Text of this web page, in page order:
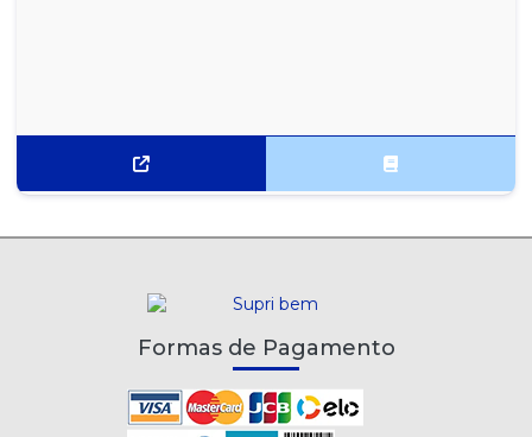
Formas de Pagamento